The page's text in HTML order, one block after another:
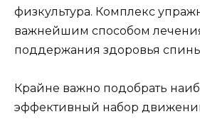
физкультура. Комплекс
важнейшим способом
поддержания здоровья
Крайне важно подобрать
эффективный набор